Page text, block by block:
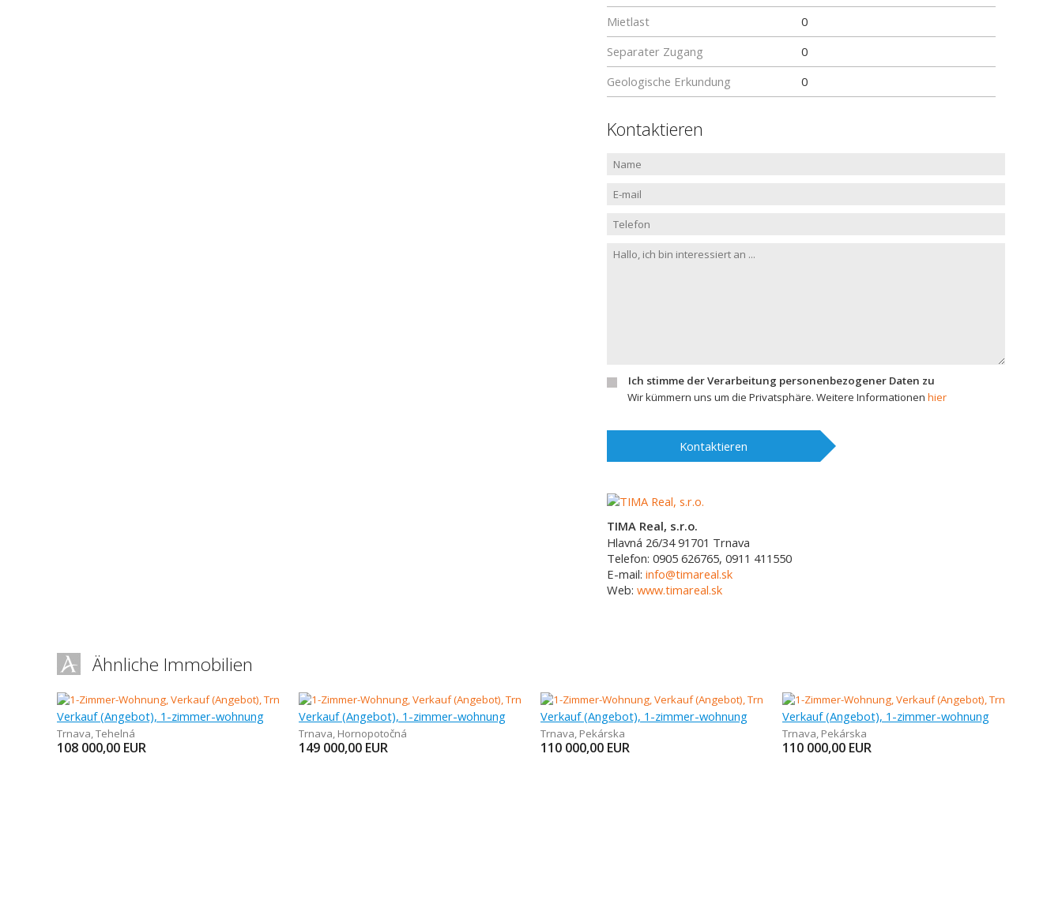
Mietlast
0
Separater Zugang
0
Geologische Erkundung
0
Kontaktieren
Ich stimme der Verarbeitung personenbezogener Daten zu
Wir kümmern uns um die Privatsphäre. Weitere Informationen hier
Kontaktieren
TIMA Real, s.r.o.
Hlavná 26/34 91701 Trnava
Telefon: 0905 626765, 0911 411550
E-mail: info@timareal.sk
Web: www.timareal.sk
Ähnliche Immobilien
Verkauf (Angebot), 1-zimmer-wohnung
Trnava,Tehelná
108 000,00 EUR
Verkauf (Angebot), 1-zimmer-wohnung
Trnava, Hornopotočná
149 000,00 EUR
Verkauf (Angebot), 1-zimmer-wohnung
Trnava, Pekárska
110 000,00 EUR
Verkauf (Angebot), 1-zimmer-wohnung
Trnava, Pekárska
110 000,00 EUR